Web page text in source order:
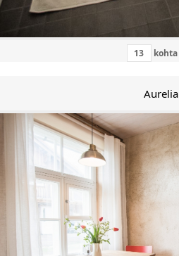
kohta
Aurelia